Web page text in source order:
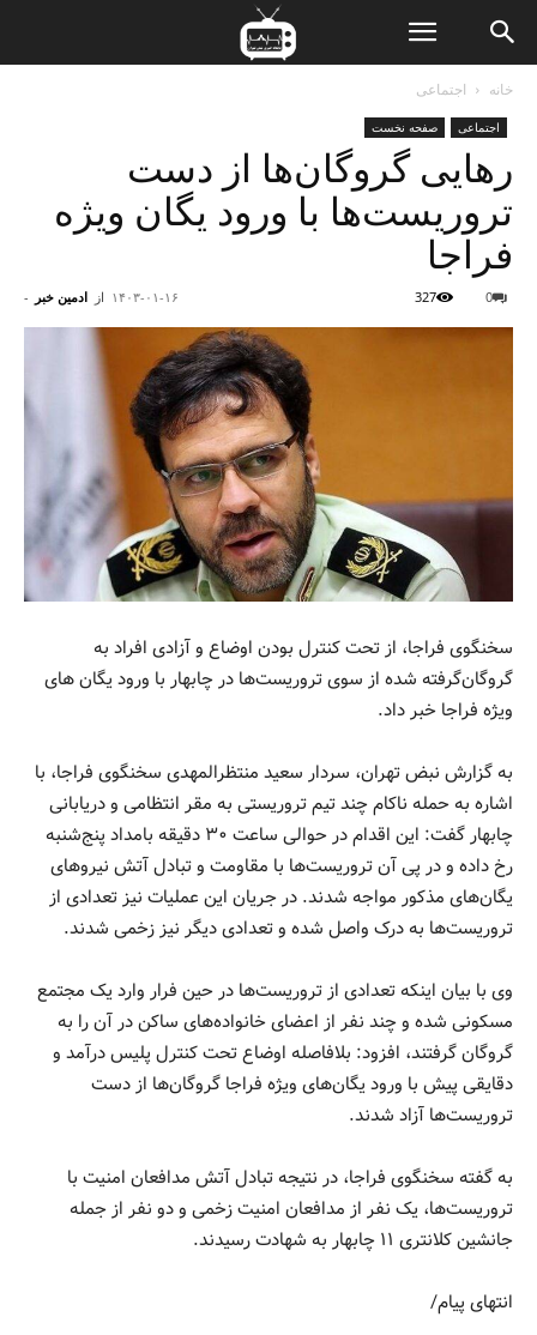
خانه اجتماعی
اجتماعی صفحه نخست
رهایی گروگان‌ها از دست
تروریست‌ها با ورود یگان ویژه
فراجا
از ادمین خبر - ۱۴۰۳-۰۱-۱۶ 0
327
سخنگوی فراجا، از تحت کنترل بودن اوضاع و آزادی افراد به
گروگان‌گرفته شده از سوی تروریست‌ها در چابهار با ورود یگان های
ویژه فراجا خبر داد.
به گزارش نبض تهران، سردار سعید منتظرالمهدی سخنگوی فراجا، با
اشاره به حمله ناکام چند تیم تروریستی به مقر انتظامی و دریابانی
چابهار گفت: این اقدام در حوالی ساعت ۳۰ دقیقه بامداد پنج‌شنبه
رخ داده و در پی آن تروریست‌ها با مقاومت و تبادل آتش نیروهای
یگان‌های مذکور مواجه شدند. در جریان این عملیات نیز تعدادی از
تروریست‌ها به درک واصل شده و تعدادی دیگر نیز زخمی شدند.
وی با بیان اینکه تعدادی از تروریست‌ها در حین فرار وارد یک مجتمع
مسکونی شده و چند نفر از اعضای خانواده‌های ساکن در آن را به
گروگان گرفتند، افزود: بلافاصله اوضاع تحت کنترل پلیس درآمد و
دقایقی پیش با ورود یگان‌های ویژه فراجا گروگان‌ها از دست
تروریست‌ها آزاد شدند.
به گفته سخنگوی فراجا، در نتیجه تبادل آتش مدافعان امنیت با
تروریست‌ها، یک نفر از مدافعان امنیت زخمی و دو نفر از جمله
جانشین کلانتری ۱۱ چابهار به شهادت رسیدند.
انتهای پیام/